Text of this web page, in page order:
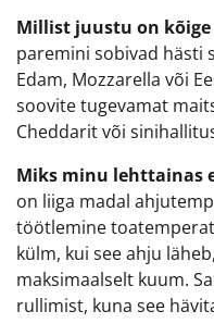
Millist juustu on
paremini sobivad hästi
Edam, Mozzarella või
soovite tugevamat
Cheddarit või
Miks minu lehttainas
on liiga madal
töötlemine
külm, kui see ahju
maksimaalselt kuum.
rullimist, kuna see